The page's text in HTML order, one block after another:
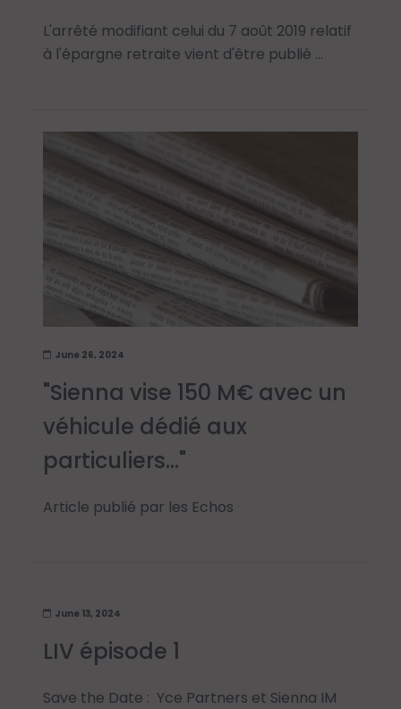
L'arrêté modifiant celui du 7 août 2019 relatif
à l'épargne retraite vient d'être publié …
"Sienna vise 150 M€ avec un
véhicule dédié aux
particuliers…"
Article publié par les Echos
June 26, 2024
LIV épisode 1
Save the Date : Yce Partners et Sienna IM
June 13, 2024